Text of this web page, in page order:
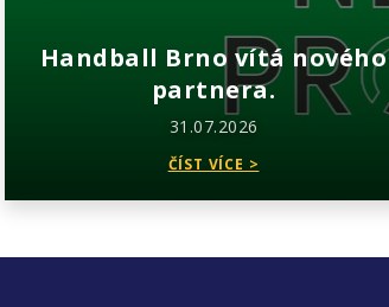
Handball Brno vítá nového
partnera.
31.07.2026
ČÍST VÍCE >